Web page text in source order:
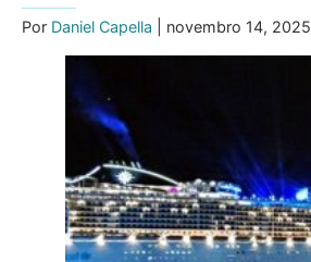
Por Daniel Capella | novembro 14, 2025